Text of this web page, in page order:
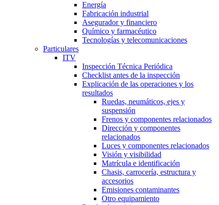
Energía
Fabricación industrial
Asegurador y financiero
Químico y farmacéutico
Tecnologías y telecomunicaciones
Particulares
ITV
Inspección Técnica Periódica
Checklist antes de la inspección
Explicación de las operaciones y los
resultados
Ruedas, neumáticos, ejes y
suspensión
Frenos y componentes relacionados
Dirección y componentes
relacionados
Luces y componentes relacionados
Visión y visibilidad
Matrícula e identificación
Chasis, carrocería, estructura y
accesorios
Emisiones contaminantes
Otro equipamiento